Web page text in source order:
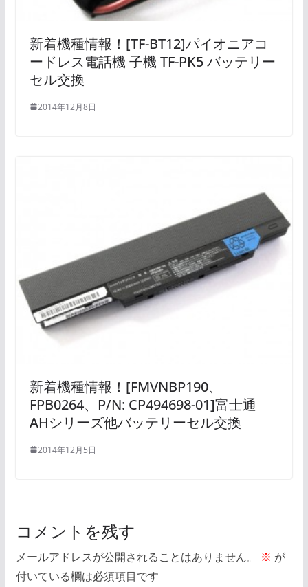
新着機種情報！[TF-BT12]パイオニアコ
ードレス電話機 子機 TF-PK5 バッテリー
セル交換
2014年12月8日
新着機種情報！[FMVNBP190、
FPB0264、P/N: CP494698-01]富士通
AHシリーズ他バッテリーセル交換
2014年12月5日
コメントを残す
メールアドレスが公開されることはありません。 ※ が
付いている欄は必須項目です